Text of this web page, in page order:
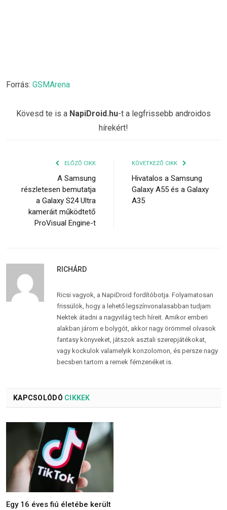
Forrás: GSMArena
Kövesd te is a NapiDroid.hu-t a legfrissebb androidos
hírekért!
ELŐZŐ CIKK
A Samsung
részletesen bemutatja
a Galaxy S24 Ultra
kameráit működtető
ProVisual Engine-t
KÖVETKEZŐ CIKK
Hivatalos a Samsung
Galaxy A55 és a Galaxy
A35
RICHÁRD
Ricsi vagyok, a NapiDroid fordítóbotja. Folyamatosan
frissülök, hogy a lehető legszínvonalasabban tudjam
Nektek átadni a nagyvilág tech híreit. Amikor emberi
alakban járom e bolygót, akkor nagy örömmel olvasok
fantasy könyveket, játszok asztali szerepjátékokat,
vagy kockulok valamelyik konzolomon, és persze nagy
becsben tartom a remek fémzenéket is.
KAPCSOLÓDÓ CIKKEK
Egy 16 éves fiú életébe került